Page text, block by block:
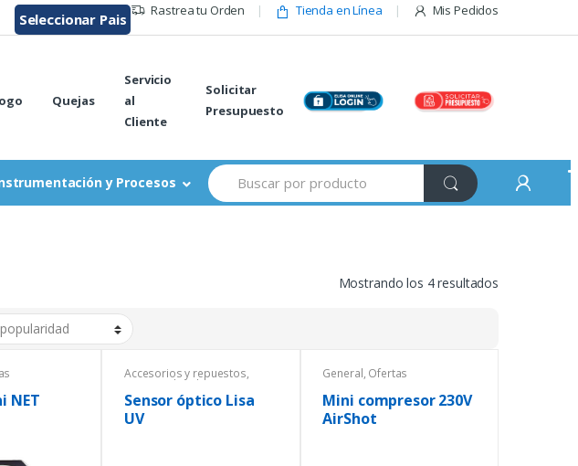
Rastrea tu Orden Tienda en Línea Mis Pedidos
Seleccionar Pais
Quejas
Servicio
al
Cliente
Solicitar
Presupuesto
y Procesos
Buscar:
Mostrando los 4 resultados
NET
Accesorios y repuestos,
Equipos de Laboratorio ,
Espectrofotómetros, General
Ofertas
Sensor óptico Lisa
UV
General, Ofertas
Mini compresor 230V
AirShot